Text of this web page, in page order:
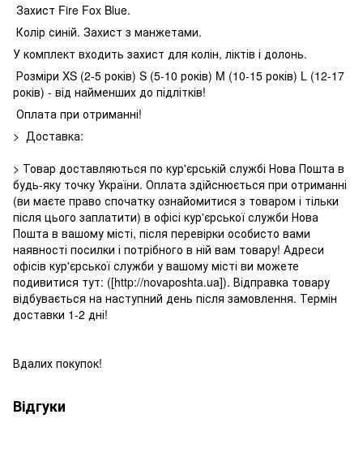
Захист Fire Fox Blue.
Колір синій. Захист з манжетами.
У комплект входить захист для колін, ліктів і долонь.
Розміри XS (2-5 років) S (5-10 років) M (10-15 років) L (12-17
років) - від найменших до підлітків!
Оплата при отриманні!
> Доставка:
> Товар доставляються по кур'єрській службі Нова Пошта в
будь-яку точку України. Оплата здійснюється при отриманні
(ви маєте право спочатку ознайомитися з товаром і тільки
після цього заплатити) в офісі кур'єрської служби Нова
Пошта в вашому місті, після перевірки особисто вами
наявності посилки і потрібного в ній вам товару! Адреси
офісів кур'єрської служби у вашому місті ви можете
подивитися тут: ([http://novaposhta.ua]). Відправка товару
відбувається на наступний день після замовлення. Термін
доставки 1-2 дні!
Вдалих покупок!
Відгуки